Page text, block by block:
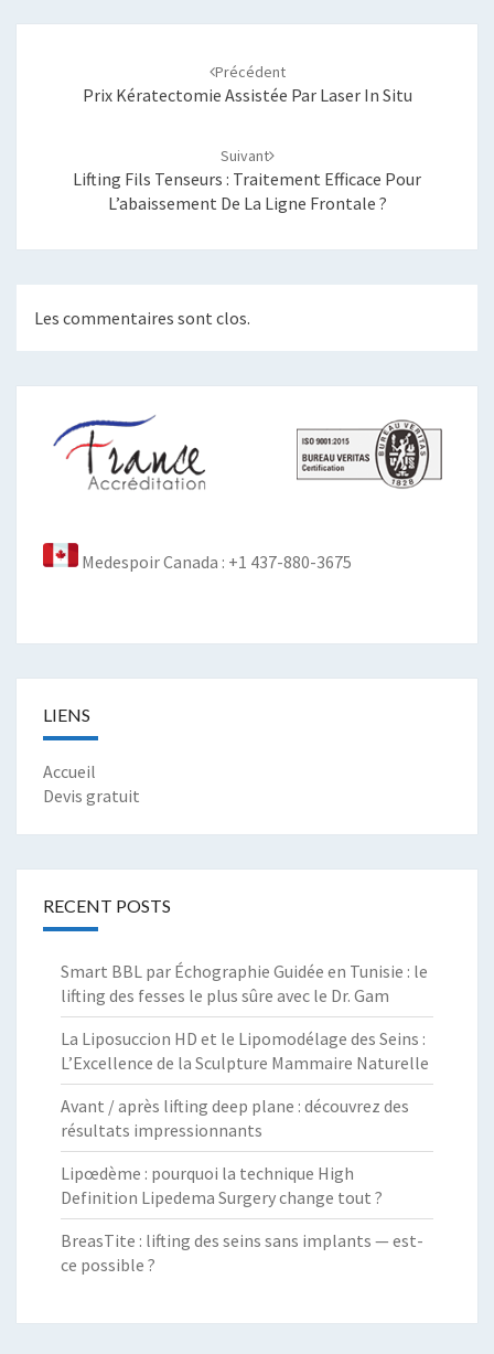
Précédent
Prix Kératectomie Assistée Par Laser In Situ
Suivant
Lifting Fils Tenseurs : Traitement Efficace Pour
L’abaissement De La Ligne Frontale ?
Les commentaires sont clos.
Medespoir Canada : +1 437-880-3675
LIENS
Accueil
Devis gratuit
RECENT POSTS
Smart BBL par Échographie Guidée en Tunisie : le
lifting des fesses le plus sûre avec le Dr. Gam
La Liposuccion HD et le Lipomodélage des Seins :
L’Excellence de la Sculpture Mammaire Naturelle
Avant / après lifting deep plane : découvrez des
résultats impressionnants
Lipœdème : pourquoi la technique High
Definition Lipedema Surgery change tout ?
BreasTite : lifting des seins sans implants — est-
ce possible ?